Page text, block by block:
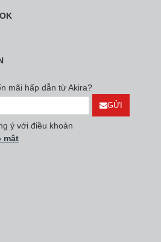
mãi hấp dẫn từ Akira?
GỬI
ý với điều khoản
mật